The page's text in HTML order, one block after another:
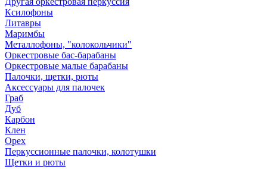
Ксилофоны
Литавры
Маримбы
Металлофоны, "колокольчики"
Оркестровые бас-барабаны
Оркестровые малые барабаны
Палочки, щетки, рюты
Аксессуары для палочек
Граб
Дуб
Карбон
Клен
Орех
Перкуссионные палочки, колотушки
Щетки и рюты